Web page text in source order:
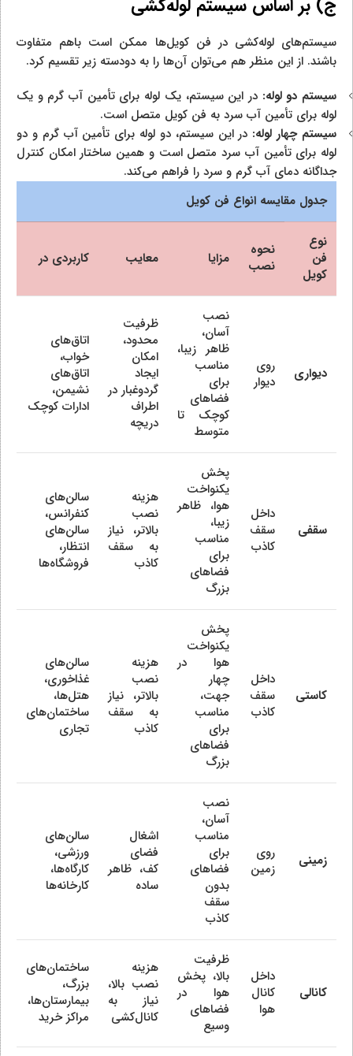
سیستم‌های لوله‌کشی در فن کویل‌ها ممکن است باهم متفاوت
باشند. از این منظر هم می‌توان آن‌ها را به دودسته زیر تقسیم کرد.
سیستم دو لوله: در این سیستم، یک لوله برای تأمین آب گرم و یک
لوله برای تأمین آب سرد به فن کویل متصل است.
سیستم چهار لوله: در این سیستم، دو لوله برای تأمین آب گرم و دو
لوله برای تأمین آب سرد متصل است و همین ساختار امکان کنترل
جداگانه دمای آب گرم و سرد را فراهم می‌کند.
جدول مقایسه انواع فن کویل
نوع
فن
کویل
نحوه
نصب
مزایا معایب کاربردی در
دیواری
روی
دیوار
نصب
آسان،
ظاهر زیبا،
مناسب
برای
فضاهای
کوچک تا
متوسط
ظرفیت
محدود،
امکان
ایجاد
گردوغبار در
اطراف
دریچه
اتاق‌های
خواب،
اتاق‌های
نشیمن،
ادارات کوچک
سقفی
داخل
سقف
کاذب
پخش
یکنواخت
هوا، ظاهر
زیبا،
مناسب
برای
فضاهای
بزرگ
هزینه
نصب
بالاتر، نیاز
به سقف
کاذب
سالن‌های
کنفرانس،
سالن‌های
انتظار،
فروشگاه‌ها
کاستی
داخل
سقف
کاذب
پخش
یکنواخت
هوا در
چهار
جهت،
مناسب
برای
فضاهای
بزرگ
هزینه
نصب
بالاتر، نیاز
به سقف
کاذب
سالن‌های
غذاخوری،
هتل‌ها،
ساختمان‌های
تجاری
زمینی
روی
زمین
نصب
آسان،
مناسب
برای
فضاهای
بدون
سقف
کاذب
اشغال
فضای
کف، ظاهر
ساده
سالن‌های
ورزشی،
کارگاه‌ها،
کارخانه‌ها
کانالی
داخل
کانال
هوا
ظرفیت
بالا، پخش
هوا در
فضاهای
وسیع
هزینه
نصب بالا،
نیاز به
کانال‌کشی
ساختمان‌های
بزرگ،
بیمارستان‌ها،
مراکز خرید